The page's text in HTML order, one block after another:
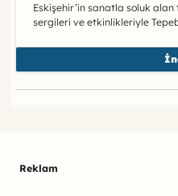
Eskişehir’in sanatla soluk
sergileri ve etkinlikleriyle
Reklam